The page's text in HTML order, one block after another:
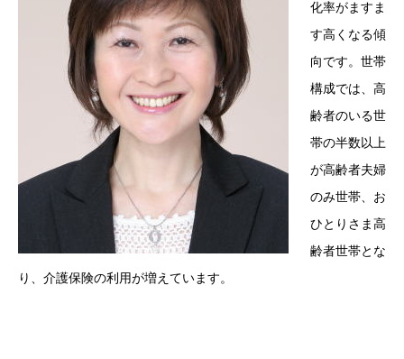
化率がますま
す高くなる傾
向です。世帯
構成では、高
齢者のいる世
帯の半数以上
が高齢者夫婦
のみ世帯、お
ひとりさま高
齢者世帯とな
り、介護保険の利用が増えています。